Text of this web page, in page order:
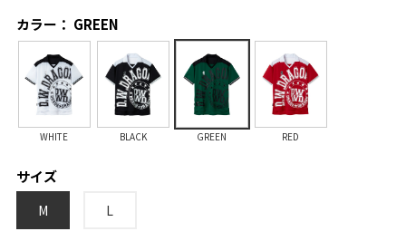
カラー： GREEN
WHITE BLACK GREEN RED
サイズ
M L